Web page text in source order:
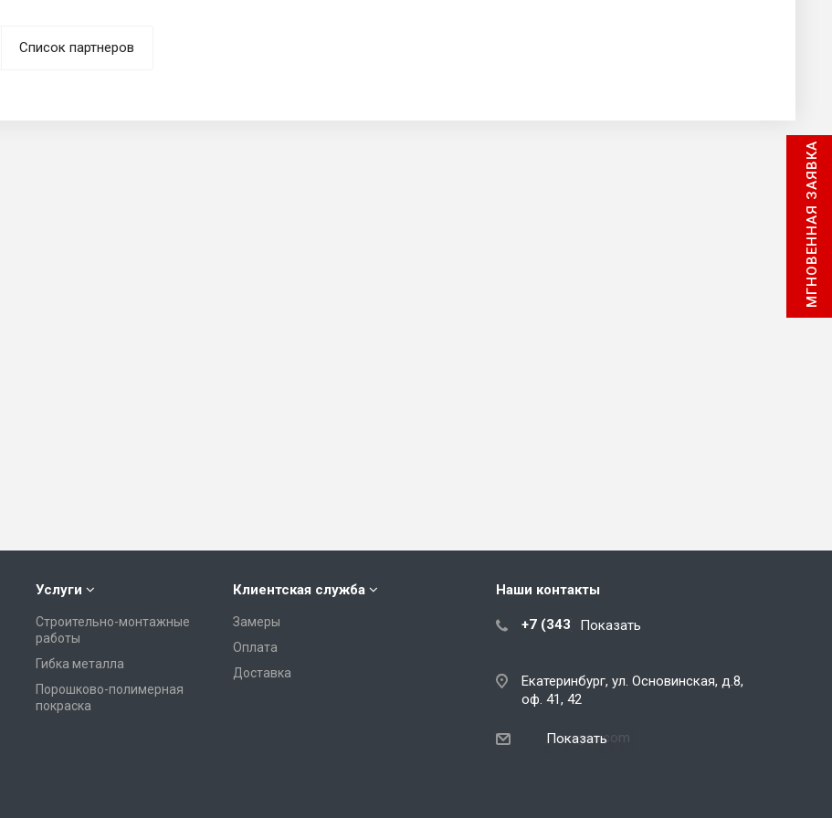
Список партнеров
Услуги
Строительно-монтажные
работы
Гибка металла
Порошково-полимерная
покраска
Клиентская служба
Замеры
Оплата
Доставка
Наши контакты
+7 (343) 288-07-25
Показать
Екатеринбург, ул. Основинская, д.8,
оф. 41, 42
ekb@snegos.com
Показать
МГНОВЕННАЯ ЗАЯВКА